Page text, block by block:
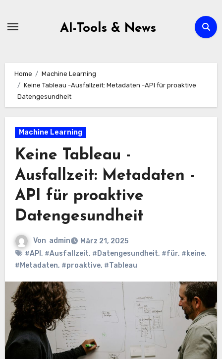
AI-Tools & News
Home
Machine Learning
Keine Tableau -Ausfallzeit: Metadaten -API für proaktive
Datengesundheit
Machine Learning
Keine Tableau -
Ausfallzeit: Metadaten -
API für proaktive
Datengesundheit
Von admin
März 21, 2025
#API , #Ausfallzeit, #Datengesundheit, #für, #keine,
#Metadaten, #proaktive, #Tableau